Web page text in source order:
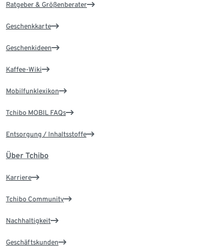
Ratgeber & Größenberater
Geschenkkarte
Geschenkideen
Kaffee-Wiki
Mobilfunklexikon
Tchibo MOBIL FAQs
Entsorgung / Inhaltsstoffe
Über Tchibo
Karriere
Tchibo Community
Nachhaltigkeit
Geschäftskunden